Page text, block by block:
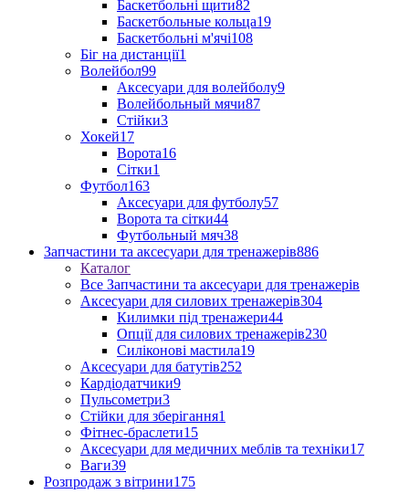
Баскетбольні щити82
Баскетбольные кольца19
Баскетбольні м'ячі108
Біг на дистанції1
Волейбол99
Аксесуари для волейболу9
Волейбольный мячи87
Стійки3
Хокей17
Ворота16
Сітки1
Футбол163
Аксесуари для футболу57
Ворота та сітки44
Футбольный мяч38
Запчастини та аксесуари для тренажерів886
Каталог
Все Запчастини та аксесуари для тренажерів
Аксесуари для силових тренажерів304
Килимки під тренажери44
Опції для силових тренажерів230
Силіконові мастила19
Аксесуари для батутів252
Кардіодатчики9
Пульсометри3
Стійки для зберігання1
Фітнес-браслети15
Аксесуари для медичних меблів та техніки17
Ваги39
Розпродаж з вітрини175